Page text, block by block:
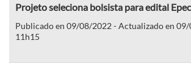
Projeto seleciona bolsista para edital
Publicado en 09/08/2022 - Actualizado en
11h15